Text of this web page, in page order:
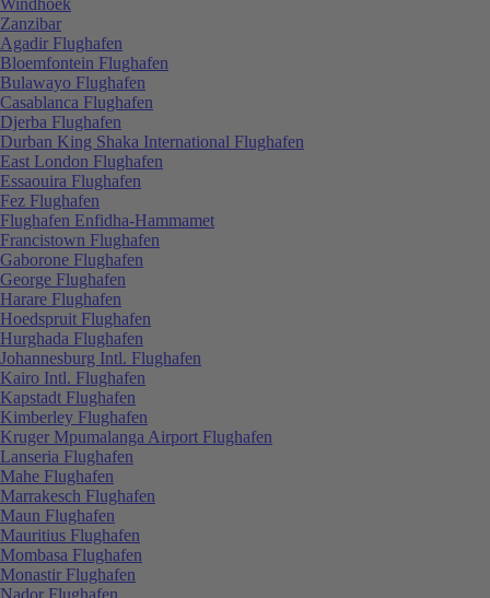
Zanzibar
Agadir Flughafen
Bloemfontein Flughafen
Bulawayo Flughafen
Casablanca Flughafen
Djerba Flughafen
Durban King Shaka International Flughafen
East London Flughafen
Essaouira Flughafen
Fez Flughafen
Flughafen Enfidha-Hammamet
Francistown Flughafen
Gaborone Flughafen
George Flughafen
Harare Flughafen
Hoedspruit Flughafen
Hurghada Flughafen
Johannesburg Intl. Flughafen
Kairo Intl. Flughafen
Kapstadt Flughafen
Kimberley Flughafen
Kruger Mpumalanga Airport Flughafen
Lanseria Flughafen
Mahe Flughafen
Marrakesch Flughafen
Maun Flughafen
Mauritius Flughafen
Mombasa Flughafen
Monastir Flughafen
Nador Flughafen